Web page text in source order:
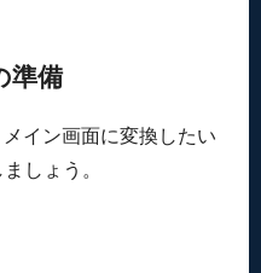
準備
メイン画面に変換したい
しょう。